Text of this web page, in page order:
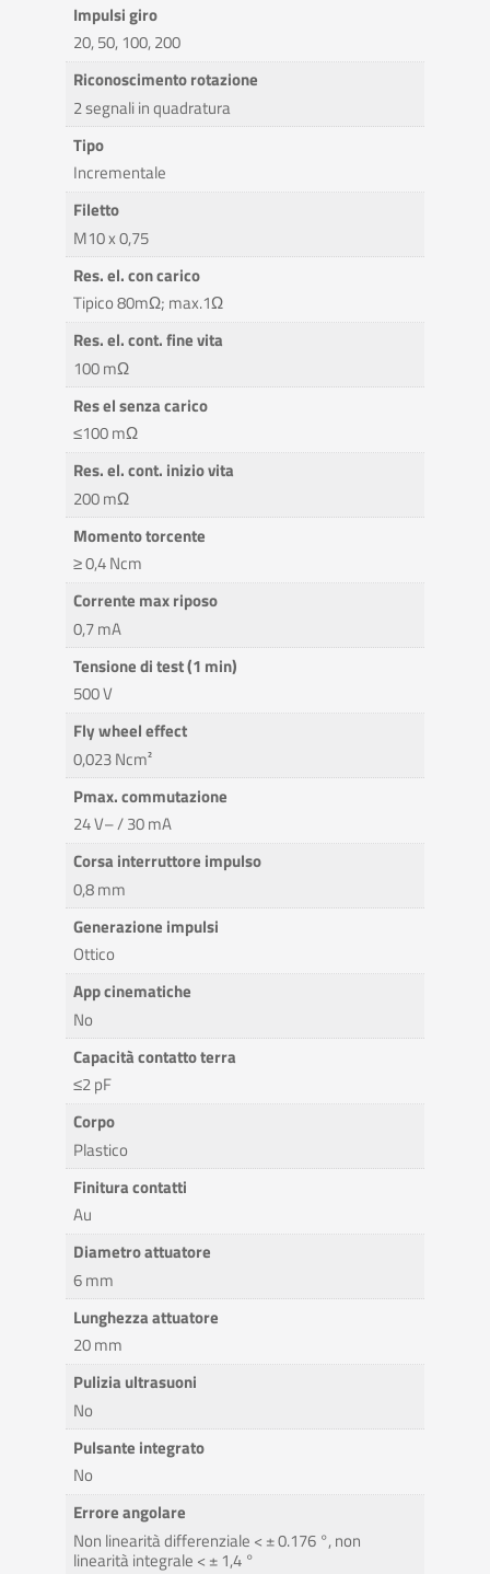
Impulsi giro
20, 50, 100, 200
Riconoscimento rotazione
2 segnali in quadratura
Tipo
Incrementale
Filetto
M10 x 0,75
Res. el. con carico
Tipico 80mΩ; max.1Ω
Res. el. cont. fine vita
100 mΩ
Res el senza carico
≤100 mΩ
Res. el. cont. inizio vita
200 mΩ
Momento torcente
≥ 0,4 Ncm
Corrente max riposo
0,7 mA
Tensione di test (1 min)
500 V
Fly wheel effect
0,023 Ncm²
Pmax. commutazione
24 V– / 30 mA
Corsa interruttore impulso
0,8 mm
Generazione impulsi
Ottico
App cinematiche
No
Capacità contatto terra
≤2 pF
Corpo
Plastico
Finitura contatti
Au
Diametro attuatore
6 mm
Lunghezza attuatore
20 mm
Pulizia ultrasuoni
No
Pulsante integrato
No
Errore angolare
Non linearità differenziale < ± 0.176 °, non
linearità integrale < ± 1,4 °